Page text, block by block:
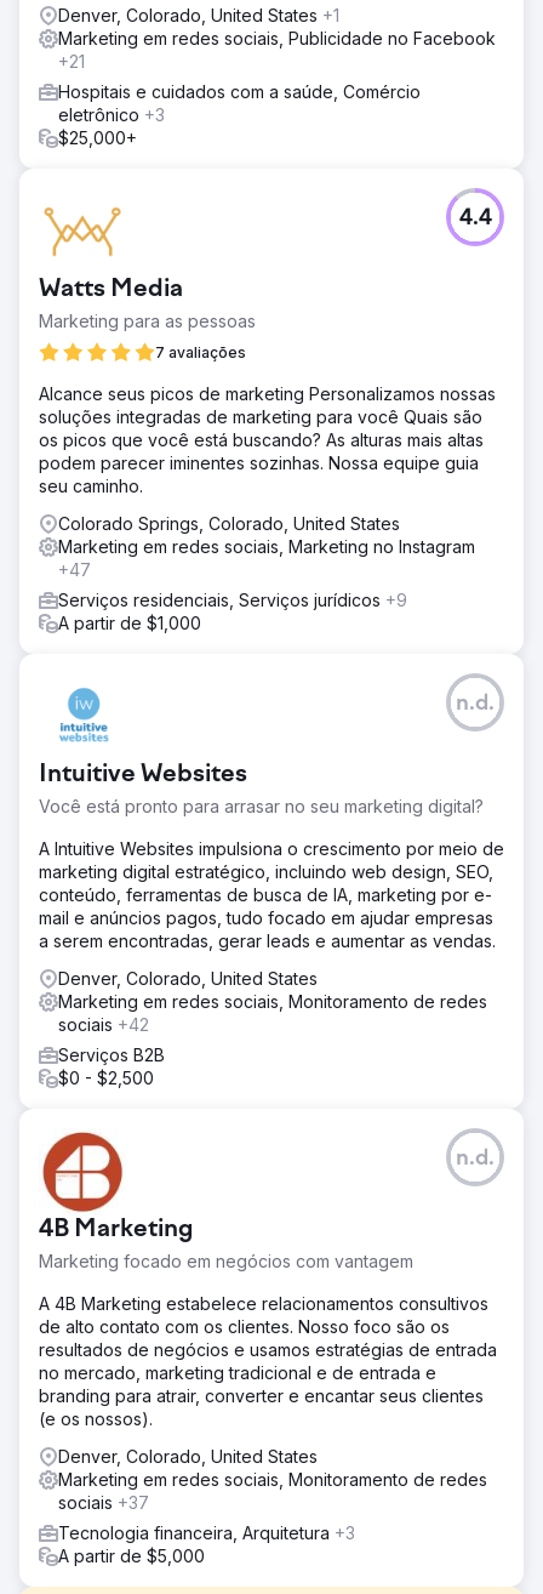
Denver, Colorado, United States +1
Marketing em redes sociais, Publicidade no Facebook
+21
Hospitais e cuidados com a saúde, Comércio
eletrônico +3
$25,000+
Watts Media
Marketing para as pessoas
7 avaliações
4.4
Alcance seus picos de marketing Personalizamos nossas
soluções integradas de marketing para você Quais são
os picos que você está buscando? As alturas mais altas
podem parecer iminentes sozinhas. Nossa equipe guia
seu caminho.
Colorado Springs, Colorado, United States
Marketing em redes sociais, Marketing no Instagram
+47
Serviços residenciais, Serviços jurídicos +9
A partir de $1,000
Intuitive Websites
Você está pronto para arrasar no seu marketing digital?
n.d.
A Intuitive Websites impulsiona o crescimento por meio de
marketing digital estratégico, incluindo web design, SEO,
conteúdo, ferramentas de busca de IA, marketing por e-
mail e anúncios pagos, tudo focado em ajudar empresas
a serem encontradas, gerar leads e aumentar as vendas.
Denver, Colorado, United States
Marketing em redes sociais, Monitoramento de redes
sociais +42
Serviços B2B
$0 - $2,500
4B Marketing
Marketing focado em negócios com vantagem
n.d.
A 4B Marketing estabelece relacionamentos consultivos
de alto contato com os clientes. Nosso foco são os
resultados de negócios e usamos estratégias de entrada
no mercado, marketing tradicional e de entrada e
branding para atrair, converter e encantar seus clientes
(e os nossos).
Denver, Colorado, United States
Marketing em redes sociais, Monitoramento de redes
sociais +37
Tecnologia financeira, Arquitetura +3
A partir de $5,000